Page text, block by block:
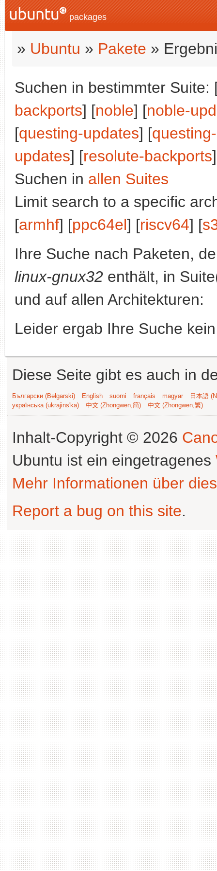
packages
» Ubuntu » Pakete »
Suchen in bestimmter Suite:
backports] [noble] [noble-
[questing-updates] [
updates] [resolute-backports
Suchen in allen Suites
Limit search to a specific
[armhf] [ppc64el] [riscv64] [
Ihre Suche nach Paketen,
linux-gnux32 enthält, in
und auf allen Architekturen:
Leider ergab Ihre Suche
Diese Seite gibt es auch in
Български (Bəlgarski) English suomi français magyar
日本語
українська (ukrajins'ka)
中文 (Zhongwen,简) 中文 (Zhongwen,繁)
Inhalt-Copyright © 2026
Ubuntu ist ein eingetragenes
Mehr Informationen über
Report a bug on this site.